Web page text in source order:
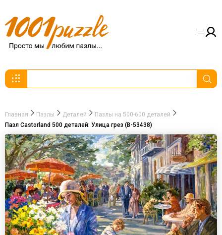
Главная Пазлы Деталей
Пазлы на 500-600 деталей
Пазл Castorland 500 деталей: Улица грез (B-53438)